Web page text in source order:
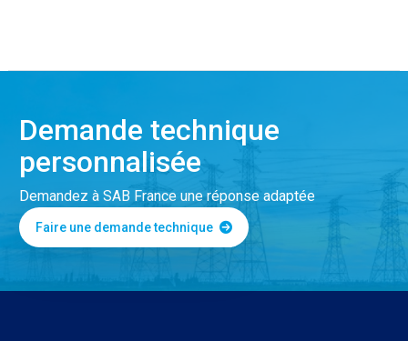
Demande technique
personnalisée
Demandez à SAB France une réponse adaptée
Faire une demande technique